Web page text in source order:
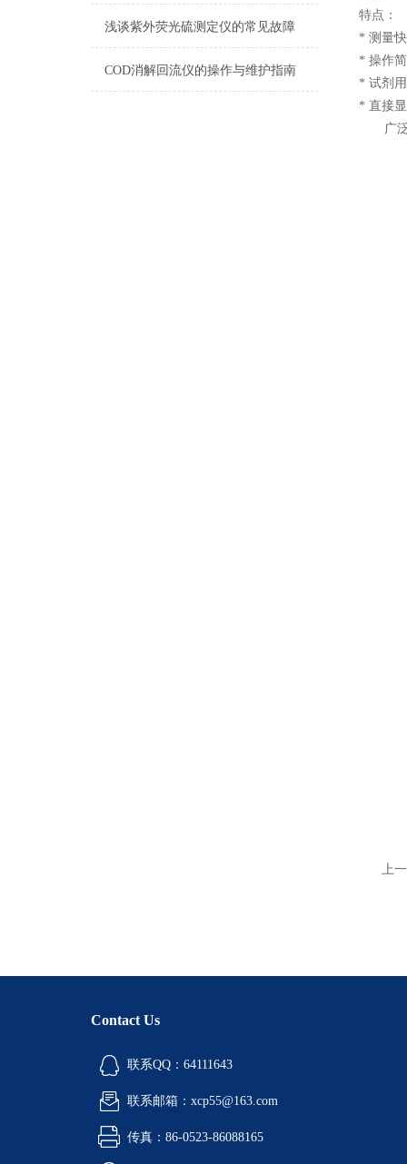
浅谈紫外荧光硫测定仪的常见故障
COD消解回流仪的操作与维护指南
特点：
* 测量
* 操作
* 试剂
* 直接
广泛
上
Contact Us
联系QQ：64111643
联系邮箱：xcp55@163.com
传真：86-0523-86088165